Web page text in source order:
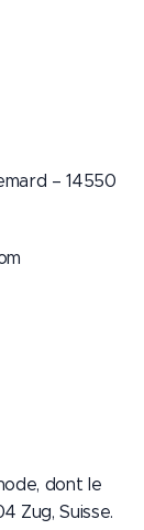
– 14550
dont le
Zug, Suisse.